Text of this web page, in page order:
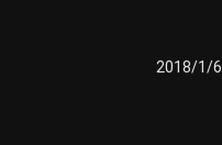
2018/1/6